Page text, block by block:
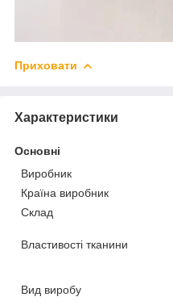
Приховати
Характеристики
Основні
Виробник
Країна виробник
Склад
Властивості тканини
Вид виробу